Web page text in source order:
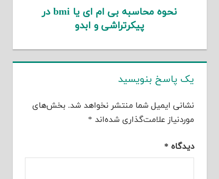
نحوه محاسبه بی ام ای یا bmi در
پیکرتراشی و ابدو
یک پاسخ بنویسید
نشانی ایمیل شما منتشر نخواهد شد. بخش‌های
موردنیاز علامت‌گذاری شده‌اند *
دیدگاه *